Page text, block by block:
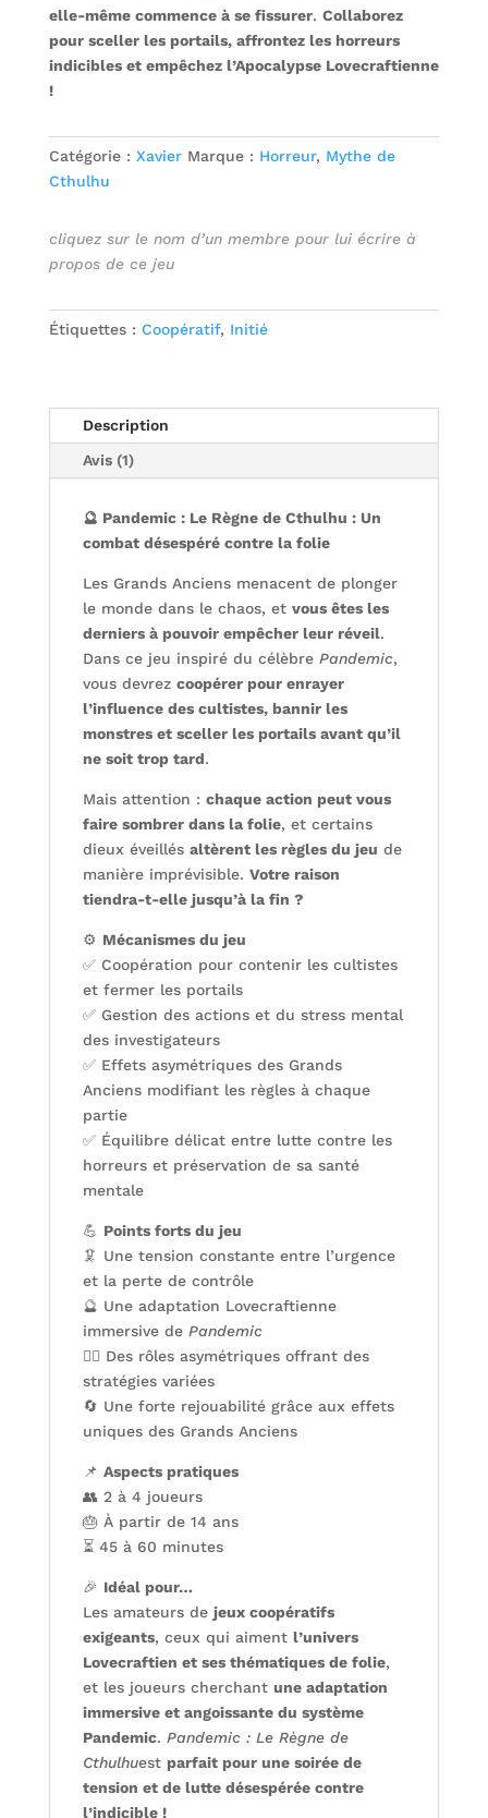
elle-même commence à se fissurer. Collaborez
pour sceller les portails, affrontez les horreurs
indicibles et empêchez l’Apocalypse Lovecraftienne
!
Catégorie : Xavier Marque : Horreur, Mythe de
Cthulhu
cliquez sur le nom d’un membre pour lui écrire à
propos de ce jeu
Étiquettes : Coopératif, Initié
Description
Avis (1)
🔮 Pandemic : Le Règne de Cthulhu : Un
combat désespéré contre la folie
Les Grands Anciens menacent de plonger
le monde dans le chaos, et vous êtes les
derniers à pouvoir empêcher leur réveil.
Dans ce jeu inspiré du célèbre Pandemic,
vous devrez coopérer pour enrayer
l’influence des cultistes, bannir les
monstres et sceller les portails avant qu’il
ne soit trop tard.
Mais attention : chaque action peut vous
faire sombrer dans la folie, et certains
dieux éveillés altèrent les règles du jeu de
manière imprévisible. Votre raison
tiendra-t-elle jusqu’à la fin ?
⚙️ Mécanismes du jeu
✅ Coopération pour contenir les cultistes
et fermer les portails
✅ Gestion des actions et du stress mental
des investigateurs
✅ Effets asymétriques des Grands
Anciens modifiant les règles à chaque
partie
✅ Équilibre délicat entre lutte contre les
horreurs et préservation de sa santé
mentale
💪 Points forts du jeu
🦑 Une tension constante entre l’urgence
et la perte de contrôle
🔮 Une adaptation Lovecraftienne
immersive de Pandemic
🕵️‍♂️ Des rôles asymétriques offrant des
stratégies variées
🔄 Une forte rejouabilité grâce aux effets
uniques des Grands Anciens
📌 Aspects pratiques
👥 2 à 4 joueurs
🎂 À partir de 14 ans
⏳ 45 à 60 minutes
🎉 Idéal pour…
Les amateurs de jeux coopératifs
exigeants, ceux qui aiment l’univers
Lovecraftien et ses thématiques de folie,
et les joueurs cherchant une adaptation
immersive et angoissante du système
Pandemic. Pandemic : Le Règne de
Cthulhuest parfait pour une soirée de
tension et de lutte désespérée contre
l’indicible !